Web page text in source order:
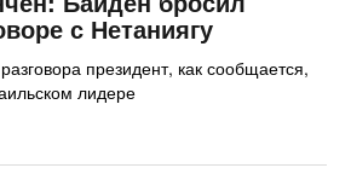
с Нетаниягу
президент, как сообщается,
лидере